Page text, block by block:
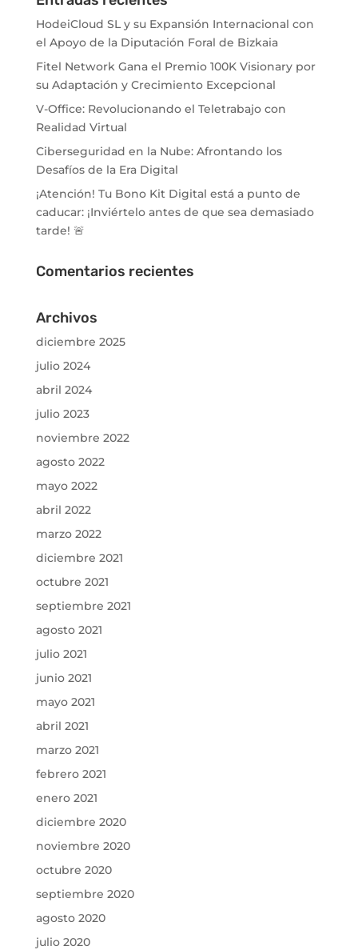
HodeiCloud SL y su Expansión Internacional con
el Apoyo de la Diputación Foral de Bizkaia
Fitel Network Gana el Premio 100K Visionary por
su Adaptación y Crecimiento Excepcional
V-Office: Revolucionando el Teletrabajo con
Realidad Virtual
Ciberseguridad en la Nube: Afrontando los
Desafíos de la Era Digital
¡Atención! Tu Bono Kit Digital está a punto de
caducar: ¡Inviértelo antes de que sea demasiado
tarde! 🚨
Comentarios recientes
Archivos
diciembre 2025
julio 2024
abril 2024
julio 2023
noviembre 2022
agosto 2022
mayo 2022
abril 2022
marzo 2022
diciembre 2021
octubre 2021
septiembre 2021
agosto 2021
julio 2021
junio 2021
mayo 2021
abril 2021
marzo 2021
febrero 2021
enero 2021
diciembre 2020
noviembre 2020
octubre 2020
septiembre 2020
agosto 2020
julio 2020